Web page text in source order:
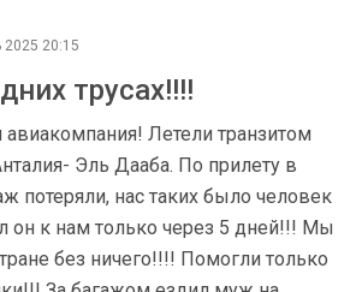
2025 20:15
трусах!!!!
Летели транзитом
Эль Дааба. По прилету в
потеряли, нас таких было человек
он к нам только через 5 дней!!! Мы
без ничего!!!! Помогли только